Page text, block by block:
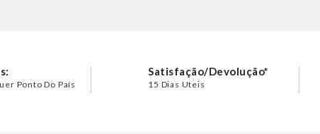
Ponto Do País
Satisfação/Devolução*
15 Dias Uteis